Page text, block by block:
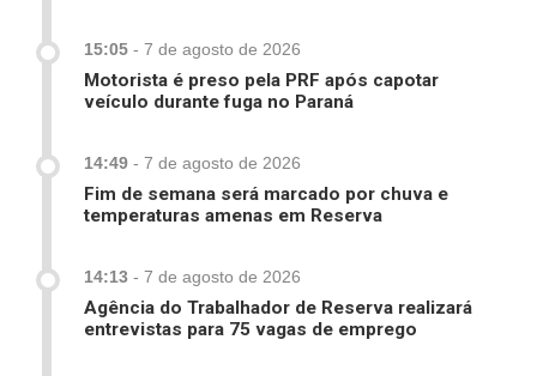
15:05 - 7 de agosto de 2026
Motorista é preso pela PRF após capotar
veículo durante fuga no Paraná
14:49 - 7 de agosto de 2026
Fim de semana será marcado por chuva e
temperaturas amenas em Reserva
14:13 - 7 de agosto de 2026
Agência do Trabalhador de Reserva realizará
entrevistas para 75 vagas de emprego